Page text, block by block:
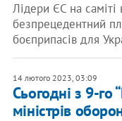
Лідери ЄС на
безпрецедентний
боєприпасів для
14 лютого 2023, 03:09
Сьогодні з 9-го
міністрів